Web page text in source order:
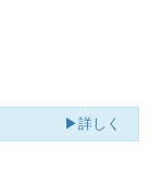
▶詳しく